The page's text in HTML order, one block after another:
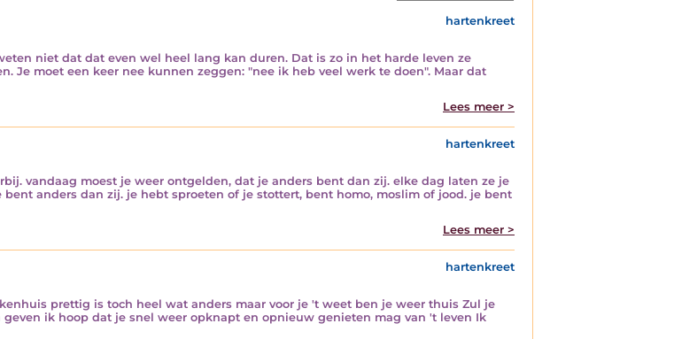
hartenkreet
niet dat dat even wel heel lang kan duren. Dat is zo in het harde leven ze
Je moet een keer nee kunnen zeggen: "nee ik heb veel werk te doen". Maar dat
Lees meer >
hartenkreet
vandaag moest je weer ontgelden, dat je anders bent dan zij. elke dag laten ze je
anders dan zij. je hebt sproeten of je stottert, bent homo, moslim of jood. je bent
Lees meer >
hartenkreet
prettig is toch heel wat anders maar voor je 't weet ben je weer thuis Zul je
ik hoop dat je snel weer opknapt en opnieuw genieten mag van 't leven Ik